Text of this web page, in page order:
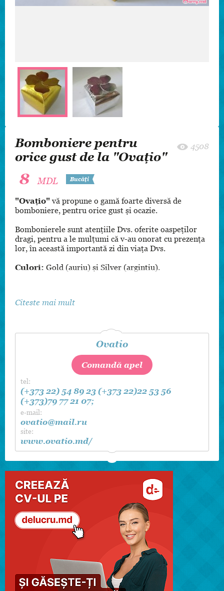
Bomboniere pentru
orice gust de la "Ovaţio"
4508
8 MDL Bucăți
"Ovaţio"vă propune o gamă foarte diversă de
bomboniere, pentru orice gust și ocazie.
Bombonierele sunt atenţiile Dvs. oferite oaspeților
dragi, pentru a le mulțumi că v-au onorat cu prezența
lor, în această importantă zi din viața Dvs.
Culori: Gold (auriu) şi Silver (argintiu).
Citeste mai mult
Ovatio
Comandă apel
tel:
(+373 22) 54 89 23 (+373 22)22 53 56
(+373)79 77 21 07;
e-mail:
ovatio@mail.ru
site:
www.ovatio.md/